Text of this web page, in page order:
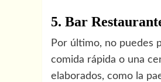
5. Bar
Por último, no puedes
comida rápida o una
elaborados, como la